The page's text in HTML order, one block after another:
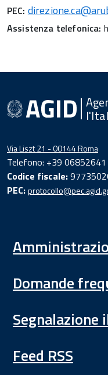
PEC:
Assistenza telefonica:
Via Liszt 21 - 00144 Roma
Telefono: +39 06852641
Codice fiscale:
PEC:
Domande
Feed RSS